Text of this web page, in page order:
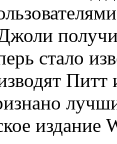
стало
издание